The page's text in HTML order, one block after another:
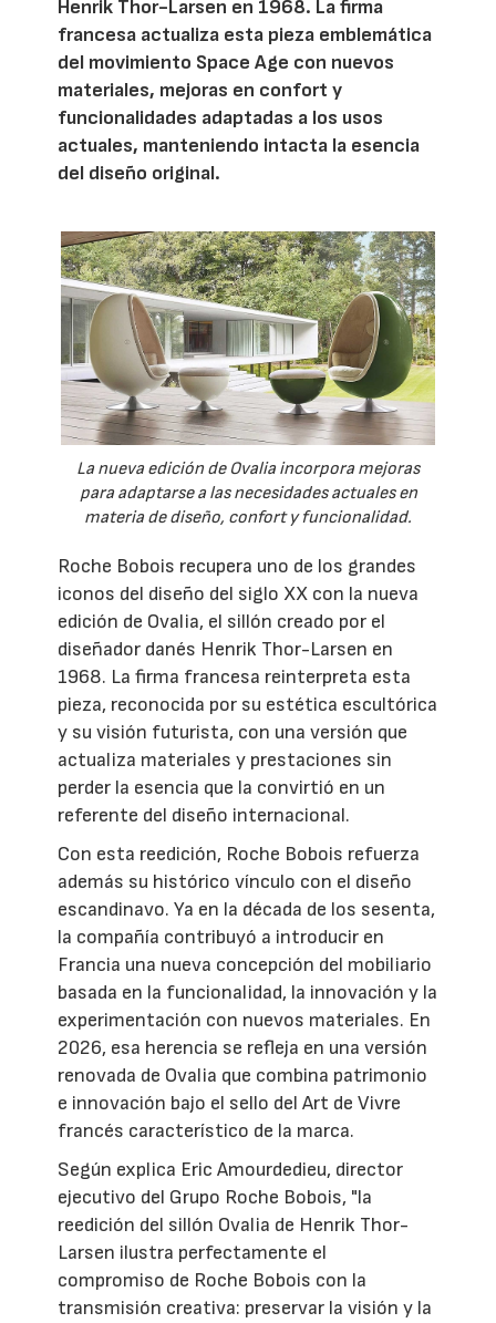
Henrik Thor-Larsen en 1968. La firma
francesa actualiza esta pieza emblemática
del movimiento Space Age con nuevos
materiales, mejoras en confort y
funcionalidades adaptadas a los usos
actuales, manteniendo intacta la esencia
del diseño original.
La nueva edición de Ovalia incorpora mejoras
para adaptarse a las necesidades actuales en
materia de diseño, confort y funcionalidad.
Roche Bobois recupera uno de los grandes
iconos del diseño del siglo XX con la nueva
edición de Ovalia, el sillón creado por el
diseñador danés Henrik Thor-Larsen en
1968. La firma francesa reinterpreta esta
pieza, reconocida por su estética escultórica
y su visión futurista, con una versión que
actualiza materiales y prestaciones sin
perder la esencia que la convirtió en un
referente del diseño internacional.
Con esta reedición, Roche Bobois refuerza
además su histórico vínculo con el diseño
escandinavo. Ya en la década de los sesenta,
la compañía contribuyó a introducir en
Francia una nueva concepción del mobiliario
basada en la funcionalidad, la innovación y la
experimentación con nuevos materiales. En
2026, esa herencia se refleja en una versión
renovada de Ovalia que combina patrimonio
e innovación bajo el sello del Art de Vivre
francés característico de la marca.
Según explica Eric Amourdedieu, director
ejecutivo del Grupo Roche Bobois, "la
reedición del sillón Ovalia de Henrik Thor-
Larsen ilustra perfectamente el
compromiso de Roche Bobois con la
transmisión creativa: preservar la visión y la